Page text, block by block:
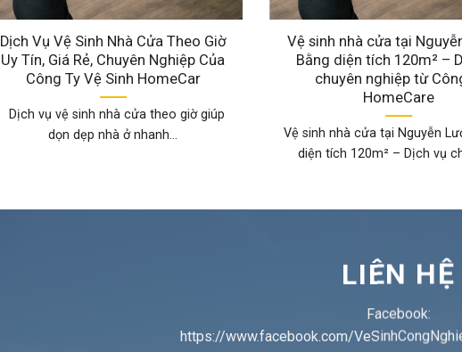
Dịch Vụ Vệ Sinh Nhà Cửa Theo Giờ
Uy Tín, Giá Rẻ, Chuyên Nghiệp Của
Công Ty Vệ Sinh HomeCar
Dịch vụ vệ sinh nhà cửa theo giờ giúp
dọn dẹp nhà ở nhanh...
Vệ sinh nhà cửa tại
Bằng diện tích 120m² –
chuyên nghiệp từ
HomeCare
Vệ sinh nhà cửa tại Nguyễn
diện tích 120m² – Dịch vụ
LIÊN HỆ
Facebook:
https://www.facebook.com/